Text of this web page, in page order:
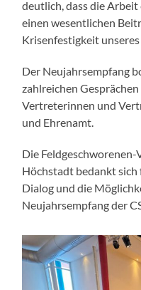
deutlich, dass die
einen wesentlichen
Krisenfestigkeit unseres
Der Neujahrsempfang
zahlreichen
Vertreterinnen und
und Ehrenamt.
Die
Höchstadt bedankt sich
Dialog und die
Neujahrsempfang der